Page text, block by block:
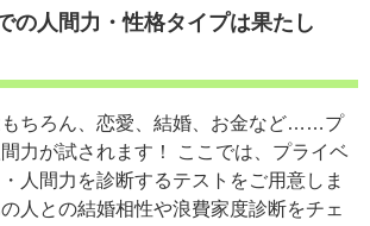
の人間力・性格タイプは果たし
ちろん、恋愛、結婚、お金など……プ
力が試されます！ ここでは、プライベ
人間力を診断するテストをご用意しま
人との結婚相性や浪費家度診断をチェ